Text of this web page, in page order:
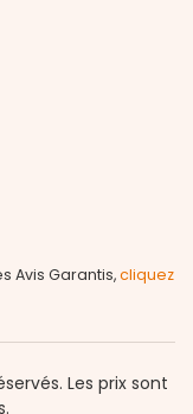
Avis Garantis,cliquez
Les prix sont